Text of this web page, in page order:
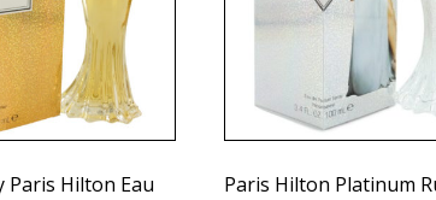
Paris Hilton Eau
Paris Hilton Platinum